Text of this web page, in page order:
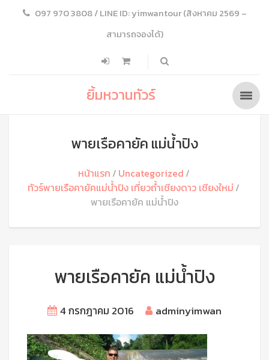
097 970 3808 / LINE ID: yimwantour (สิงหาคม 2569 –
สามารถจองได้)
ยิ้มหวานทัวร์
พายเรือคายัค แม่น้ำปิง
หน้าแรก
Uncategorized
ทัวร์พายเรือคายัคแม่น้ำปิง เที่ยวถ้ำเชียงดาว เชียงใหม่
พายเรือคายัค แม่น้ำปิง
พายเรือคายัค แม่น้ำปิง
4 กรกฎาคม 2016 adminyimwan